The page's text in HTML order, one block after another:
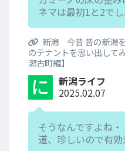
ネマは最初1と2で
新潟 今昔 昔の新潟
のテナントを思い出し
潟古町編】
新潟ライフ
2025.02.07
そうなんですよね
道、珍しいので有効